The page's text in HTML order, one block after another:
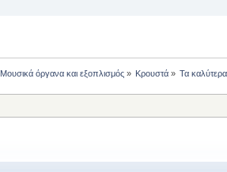
Μουσικά όργανα και εξοπλισμός» Κρουστά» Τα